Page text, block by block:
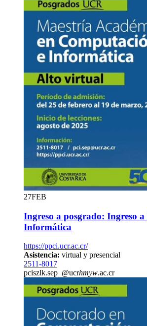
27FEB
Ingreso a posgrado: Ingreso
Informática
https://ppci.ucr.ac.cr/
Asistencia: virtual y presencial
2511-8017
pciszlk.sep @ucrhmyw.ac.cr